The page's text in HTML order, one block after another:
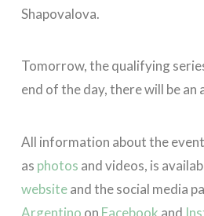
Shapovalova.
Tomorrow, the qualifying
end of the day, there will be an
All information about the
as photos and videos, is
websiteand the social media
Argentino on Facebook and